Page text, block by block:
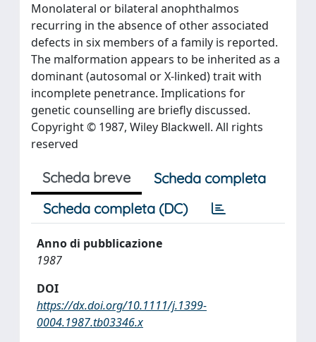
Monolateral or bilateral anophthalmos
recurring in the absence of other associated
defects in six members of a family is reported.
The malformation appears to be inherited as a
dominant (autosomal or X‐linked) trait with
incomplete penetrance. Implications for
genetic counselling are briefly discussed.
Copyright © 1987, Wiley Blackwell. All rights
reserved
Scheda breve
Scheda completa
Scheda completa (DC)
Anno di pubblicazione
1987
DOI
https://dx.doi.org/10.1111/j.1399-
0004.1987.tb03346.x